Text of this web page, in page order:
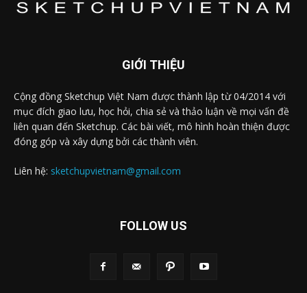
GIỚI THIỆU
Cộng đồng Sketchup Việt Nam được thành lập từ 04/2014 với
mục đích giao lưu, học hỏi, chia sẻ và thảo luận về mọi vấn đề
liên quan đến Sketchup. Các bài viết, mô hình hoàn thiện được
đóng góp và xây dựng bởi các thành viên.
Liên hệ: sketchupvietnam@gmail.com
FOLLOW US